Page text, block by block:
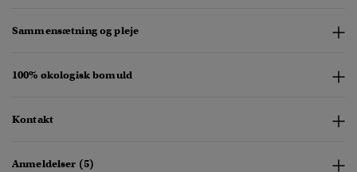
Sammensætning og pleje
100% økologisk bomuld
Kontakt
Anmeldelser (5)